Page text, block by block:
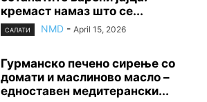
кремаст намаз што се...
САЛАТИ NMD - April 15, 2026
Гурманско печено сирење со
домати и маслиново масло –
едноставен медитерански...